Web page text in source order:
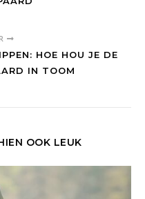
HOE HOU JE DE
IN TOOM
OOK LEUK